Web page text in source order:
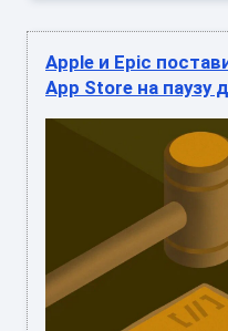
Apple и Epic
App Store на паузу